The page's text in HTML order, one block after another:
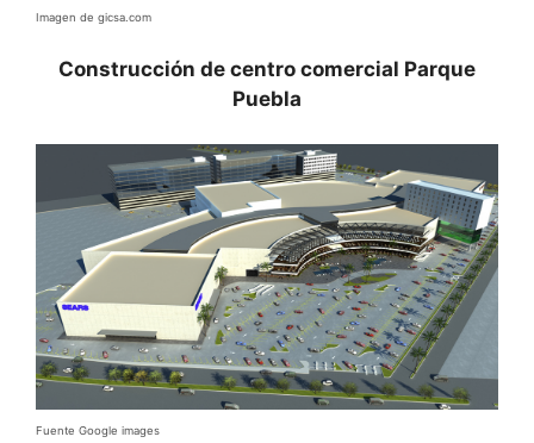
Imagen de gicsa.com
Construcción de centro comercial Parque
Puebla
Fuente Google images